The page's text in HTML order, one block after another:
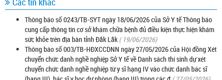
Thông báo số 0243/TB-SYT ngày 18/06/2026 của Sở Y tế Thông báo
cung cấp thông tin cơ sở khám chữa bệnh đủ điều kiện thực hiện khám
sức khỏe trên địa bàn tỉnh Đắk Lắk ( 19/06/2026)
Thông báo số 003/TB-HĐXCCDNN ngày 27/05/2026 của Hội đồng Xét
chuyển chức danh nghề nghiệp Sở Y tế về Danh sách thí sinh dự xét
chuyển chức danh nghề nghiệp từ y sĩ hạng IV vào chức danh bác sĩ